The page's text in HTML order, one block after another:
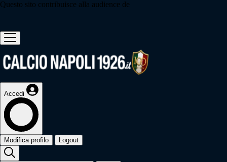
Questo sito contribuisce alla audience de
Accedi
Modifica profilo Logout